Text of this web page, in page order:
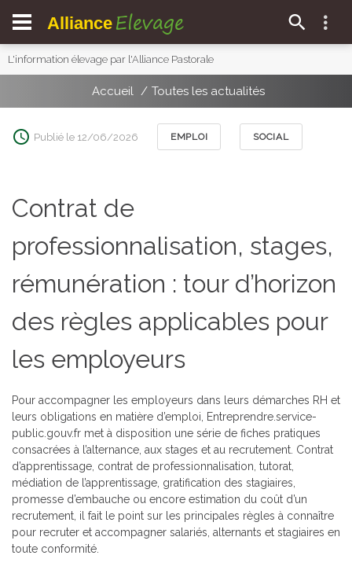
Alliance Elevage
L'information élevage par l'Alliance Pastorale
Accueil Toutes les actualités
Publié le 12/06/2026 EMPLOI SOCIAL
Contrat de
professionnalisation, stages,
rémunération : tour d’horizon
des règles applicables pour
les employeurs
Pour accompagner les employeurs dans leurs démarches RH et
leurs obligations en matière d’emploi, Entreprendre.service-
public.gouv.fr met à disposition une série de fiches pratiques
consacrées à l’alternance, aux stages et au recrutement. Contrat
d’apprentissage, contrat de professionnalisation, tutorat,
médiation de l’apprentissage, gratification des stagiaires,
promesse d’embauche ou encore estimation du coût d’un
recrutement, il fait le point sur les principales règles à connaître
pour recruter et accompagner salariés, alternants et stagiaires en
toute conformité.